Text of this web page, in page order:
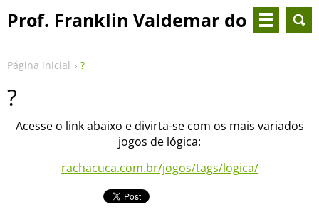
Prof. Franklin Valdemar do
Página inicial ?
?
Acesse o link abaixo e divirta-se com os mais variados
jogos de lógica:
rachacuca.com.br/jogos/tags/logica/